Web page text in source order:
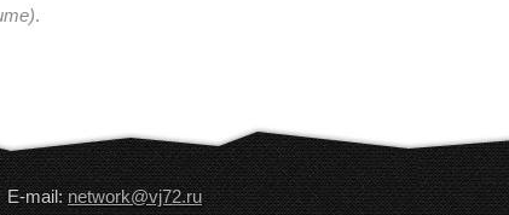
.
E-mail:network@vj72.ru